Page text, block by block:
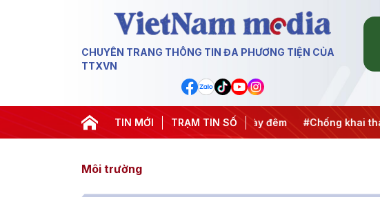
CHUYÊN TRANG THÔNG TIN ĐA PHƯƠNG TIỆN CỦA
TTXVN
TIN MỚI TRẠM TIN SỐ
thành hành động #Chiến dịch 500 ngày đêm #Chống khai thác IUU
Môi trường